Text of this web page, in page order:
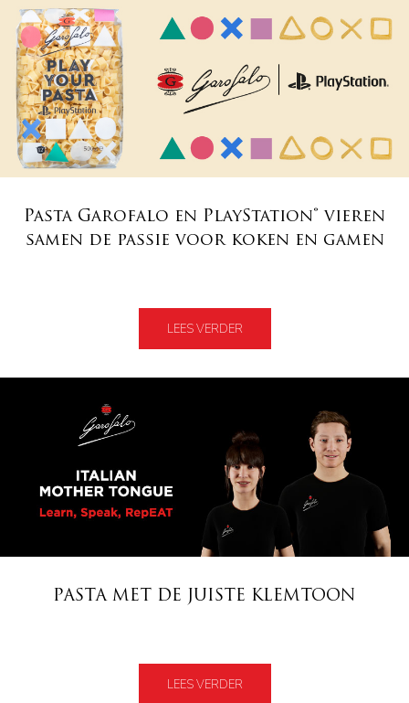
Pasta Garofalo en PlayStation® vieren
samen de passie voor koken en gamen
LEES VERDER
PASTA MET DE JUISTE KLEMTOON
LEES VERDER